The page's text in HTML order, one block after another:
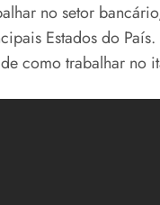
no setor
Estados do País.
como trabalhar no